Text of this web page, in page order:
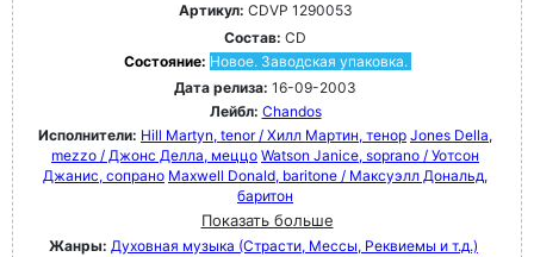
Артикул: CDVP 1290053
Состав: CD
Состояние: Новое. Заводская упаковка.
Дата релиза: 16-09-2003
Лейбл: Chandos
Исполнители: Hill Martyn, tenor / Хилл Мартин, тенор Jones Della,
mezzo / Джонс Делла, меццо Watson Janice, soprano / Уотсон
Джанис, сопрано Maxwell Donald, baritone / Максуэлл Дональд,
баритон
Показать больше
Жанры: Духовная музыка (Страсти, Мессы, Реквиемы и т.д.)